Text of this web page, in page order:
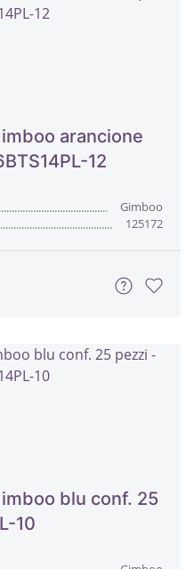
arancione
12
Gimboo
125172
blu conf. 25
10